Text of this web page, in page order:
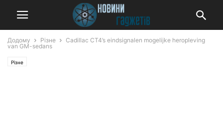
Додому Різне
Cadillac CT4’s eindsignalen mogelijke heropleving
van GM-sedans
Різне